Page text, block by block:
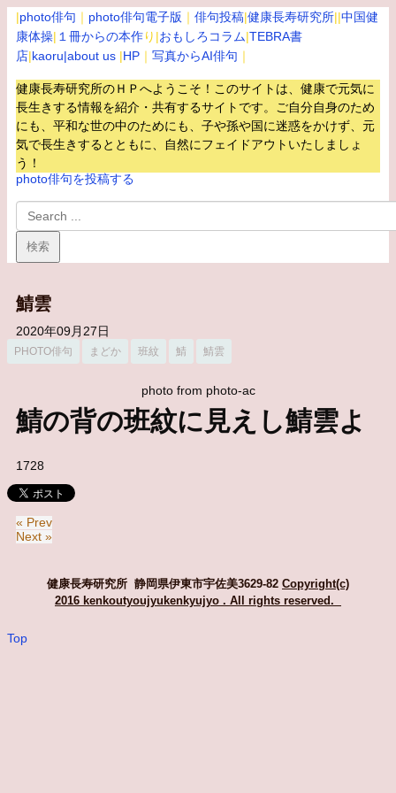
|photo俳句 ｜ photo俳句電子版 ｜ 俳句投稿|健康長寿研究所||中国健
康体操| １冊からの本作り|おもしろコラム|TEBRA書
店|kaoru|about us |HP ｜ 写真からAI俳句 ｜
健康長寿研究所のＨＰへようこそ！このサイトは、健康で元気に
長生きする情報を紹介・共有するサイトです。 ご自分自身のため
にも、平和な世の中のためにも、子や孫や国に迷惑をかけず、元
気で長生きするとともに、自然にフェイドアウトいたしましょ
う！
photo俳句を投稿する
鯖雲
2020年09月27日
PHOTO俳句 まどか 班紋 鯖 鯖雲
photo from photo-ac
鯖の背の班紋に見えし鯖雲よ
1728
« Prev
Next »
健康長寿研究所 静岡県伊東市宇佐美3629-82 Copyright(c)
2016 kenkoutyoujyukenkyujyo . All rights reserved.
Top